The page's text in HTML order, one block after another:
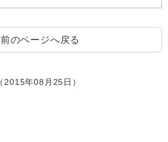
前のページへ戻る
2015年08月25日